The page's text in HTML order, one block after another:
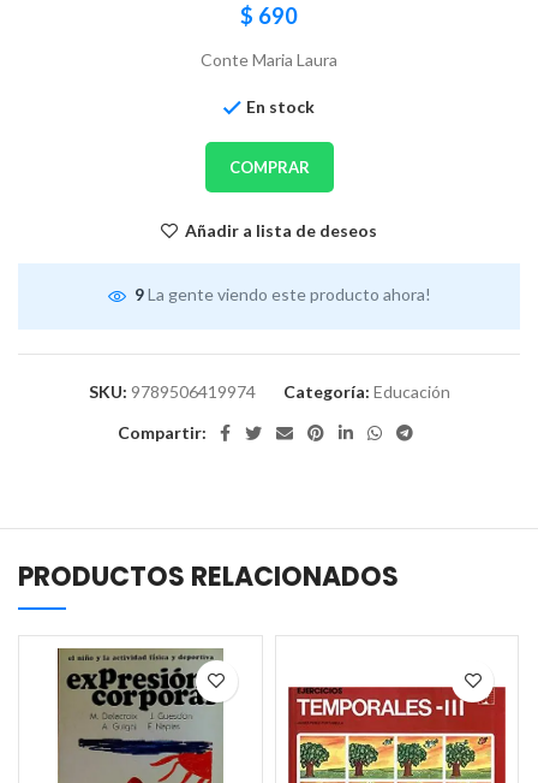
$ 690
Conte Maria Laura
En stock
COMPRAR
Añadir a lista de deseos
9 La gente viendo este producto ahora!
SKU: 9789506419974 Categoría: Educación
Compartir:
PRODUCTOS RELACIONADOS